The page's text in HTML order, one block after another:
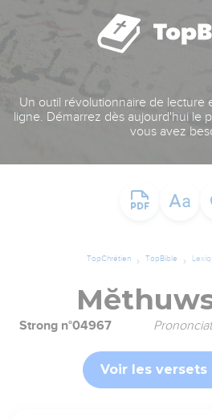
Un outil révolutionnaire de lecture
ligne. Démarrez dès aujourd'hui le
vous avez
TopChrétien TopBible
Strong n°04967
Voir les